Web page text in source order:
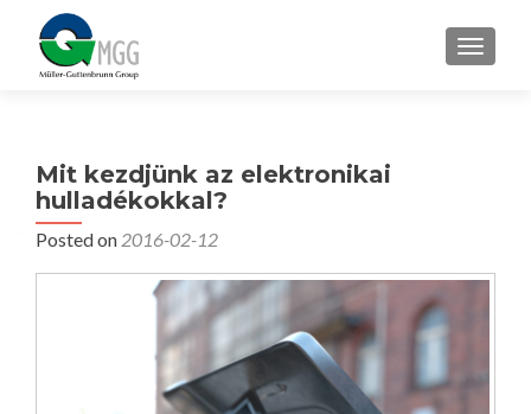
Mit kezdjünk az elektronikai
hulladékokkal?
Posted on 2016-02-12